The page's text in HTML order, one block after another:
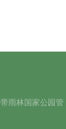
雨林国家公园管